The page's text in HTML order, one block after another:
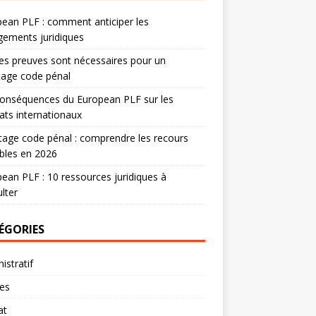
PLF : comment anticiper les
juridiques
preuves sont nécessaires pour un
code pénal
du European PLF sur les
internationaux
code pénal : comprendre les recours
en 2026
PLF : 10 ressources juridiques à